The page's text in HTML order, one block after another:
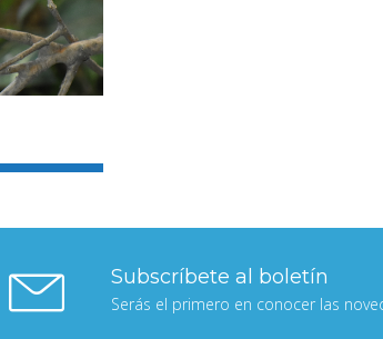
Subscríbete al boletín
Serás el primero en conocer las